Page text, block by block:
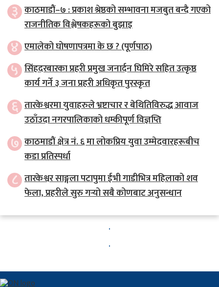
३ काठमाडौं–७ : प्रकाश श्रेष्ठको सम्भावना मजबुत बन्दै गएको
राजनीतिक विश्लेषकहरूको बुझाइ
४ एमालेको घोषणापत्रमा के छ ? (पूर्णपाठ)
५ सिंहदरबारका प्रहरी प्रमुख जनार्दन घिमिरे सहित उत्कृष्ठ
कार्य गर्ने ३ जना प्रहरी अधिकृत पुरस्कृत
६ तारकेश्वरमा युवाहरुले भ्रष्टाचार र बेथितिविरुद्ध आवाज
उठाँउदा नगरपालिकाको धम्कीपूर्ण विज्ञप्ति
७ काठमाडौं क्षेत्र नं. ६ मा लोकप्रिय युवा उम्मेदवारहरूबीच
कडा प्रतिस्पर्धा
८ तारकेश्वर साङ्गला पटापुमा ईभी गाडीभित्र महिलाको शव
फेला, प्रहरीले सुरु गर्‍यो सबै कोणबाट अनुसन्धान